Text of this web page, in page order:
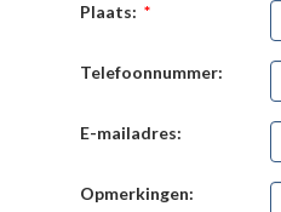
Plaats: *
Telefoonnummer:
E-mailadres:
Opmerkingen: